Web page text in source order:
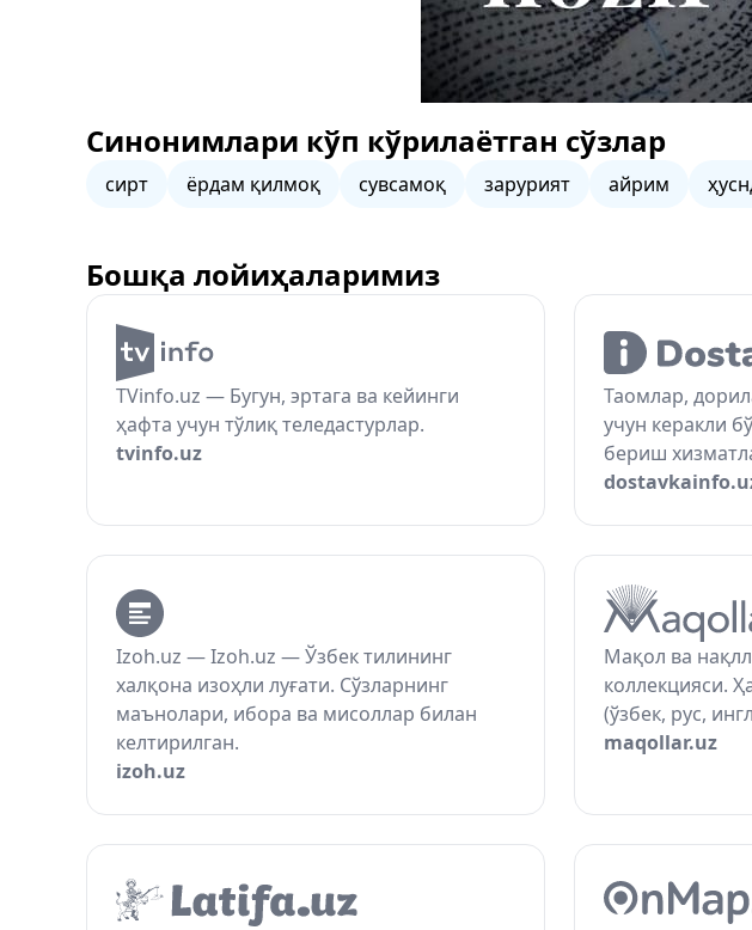
Синонимлари кўп кўрилаётган сўзлар
сирт ёрдам қилмоқ сувсамоқ зарурият айрим
Бошқа лойиҳаларимиз
TVinfo.uz — Бугун, эртага ва кейинги
ҳафта учун тўлиқ теледастурлар.
tvinfo.uz
Таомлар,
учун керакли
бериш
Izoh.uz — Izoh.uz — Ўзбек тилининг
халқона изоҳли луғати. Сўзларнинг
маънолари, ибора ва мисоллар билан
келтирилган.
izoh.uz
Мақол ва
коллекцияси.
(ўзбек, рус,
maqollar.uz